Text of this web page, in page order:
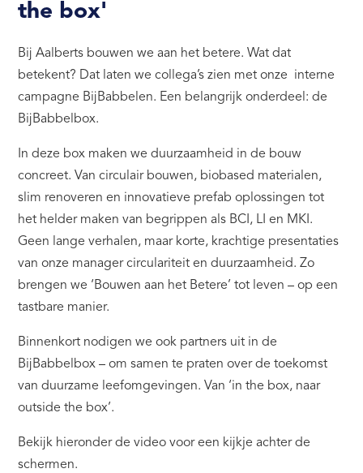
the box'
Bij Aalberts bouwen we aan het betere. Wat dat
betekent? Dat laten we collega’s zien met onze interne
campagne BijBabbelen. Een belangrijk onderdeel: de
BijBabbelbox.
In deze box maken we duurzaamheid in de bouw
concreet. Van circulair bouwen, biobased materialen,
slim renoveren en innovatieve prefab oplossingen tot
het helder maken van begrippen als BCI, LI en MKI.
Geen lange verhalen, maar korte, krachtige presentaties
van onze manager circulariteit en duurzaamheid.Zo
brengen we ‘Bouwen aan het Betere’ tot leven – op een
tastbare manier.
Binnenkort nodigen we ook partners uit in de
BijBabbelbox – om samen te praten over de toekomst
van duurzame leefomgevingen. Van ‘in the box, naar
outside the box’.
Bekijk hieronder de video voor een kijkje achter de
schermen.